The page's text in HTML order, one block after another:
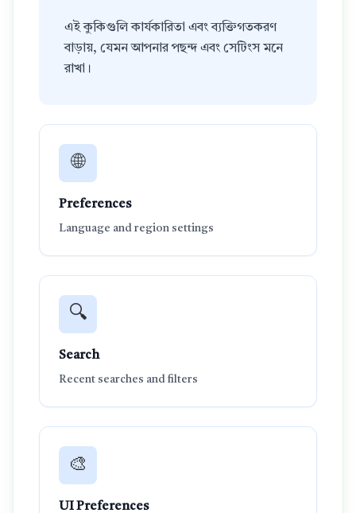
এই কুকিগুলি কার্যকারিতা এবং ব্যক্তিগতকরণ
বাড়ায়, যেমন আপনার পছন্দ এবং সেটিংস মনে
রাখা।
🌐
Preferences
Language and region settings
🔍
Search
Recent searches and filters
🎨
UI Preferences